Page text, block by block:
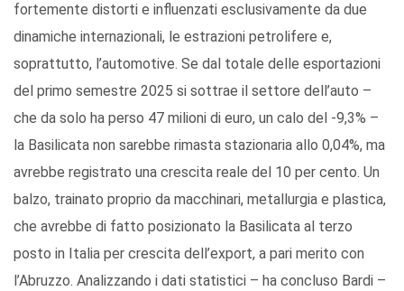
fortemente distorti e influenzati esclusivamente da due
dinamiche internazionali, le estrazioni petrolifere e,
soprattutto, l’automotive. Se dal totale delle esportazioni
del primo semestre 2025 si sottrae il settore dell’auto –
che da solo ha perso 47 milioni di euro, un calo del -9,3% –
la Basilicata non sarebbe rimasta stazionaria allo 0,04%, ma
avrebbe registrato una crescita reale del 10 per cento. Un
balzo, trainato proprio da macchinari, metallurgia e plastica,
che avrebbe di fatto posizionato la Basilicata al terzo
posto in Italia per crescita dell’export, a pari merito con
l’Abruzzo. Analizzando i dati statistici – ha concluso Bardi –